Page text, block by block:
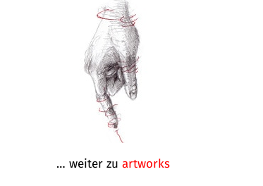
… weiter zuartworks